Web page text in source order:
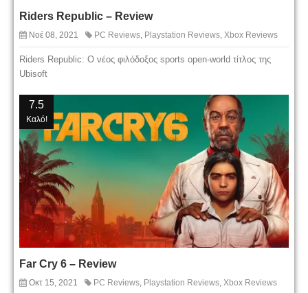
Riders Republic – Review
Νοέ 08, 2021 PC Reviews, Playstation Reviews, Xbox Reviews
Riders Republic: O νέος φιλόδοξος sports open-world τίτλος της
Ubisoft
7.5
Καλό!
Far Cry 6 – Review
Οκτ 15, 2021 PC Reviews, Playstation Reviews, Xbox Reviews